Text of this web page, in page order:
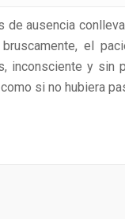
de ausencia
bruscamente, el
inconsciente y sin
si no hubiera